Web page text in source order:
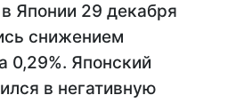
Японии 29 декабря
снижением
0,29%. Японский
в негативную